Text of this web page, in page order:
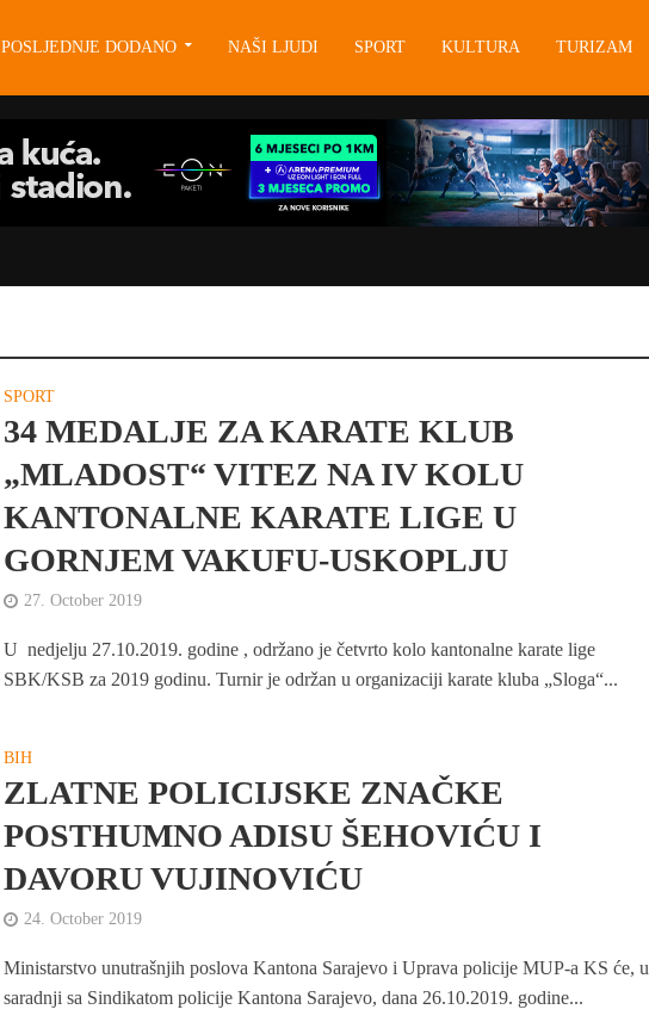
POSLJEDNJE DODANO NAŠI LJUDI SPORT KULTURA TURIZAM
SPORT
34 MEDALJE ZA KARATE KLUB
„MLADOST“ VITEZ NA IV KOLU
KANTONALNE KARATE LIGE U
GORNJEM VAKUFU-USKOPLJU
27. October 2019
U nedjelju 27.10.2019. godine , održano je četvrto kolo kantonalne karate lige
SBK/KSB za 2019 godinu. Turnir je održan u organizaciji karate kluba „Sloga“...
BIH
ZLATNE POLICIJSKE ZNAČKE
POSTHUMNO ADISU ŠEHOVIĆU I
DAVORU VUJINOVIĆU
24. October 2019
Ministarstvo unutrašnjih poslova Kantona Sarajevo i Uprava policije MUP-a KS će, u
saradnji sa Sindikatom policije Kantona Sarajevo, dana 26.10.2019. godine...